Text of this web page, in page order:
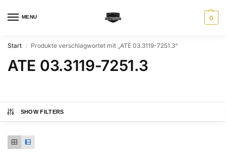
MENU 0
Start / Produkte verschlagwortet mit „ATE 03.3119-7251.3“
ATE 03.3119-7251.3
SHOW FILTERS